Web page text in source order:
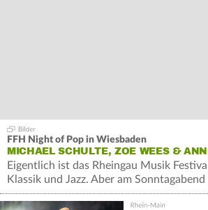
FFH Night of Pop in Wiesbaden
MICHAEL SCHULTE, ZOE WEES &
Eigentlich ist das Rheingau Musik
Klassik und Jazz. Aber am